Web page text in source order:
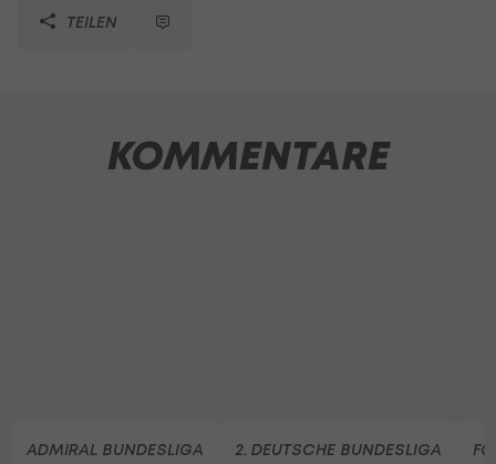
TEILEN
KOMMENTARE
ADMIRAL BUNDESLIGA 2. DEUTSCHE BUNDESLIGA